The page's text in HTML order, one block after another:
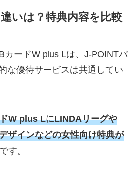
いは？特典内容を比較
カードW plus Lは、J-POINTパ
な優待サービスは共通してい
W plus LにLINDAリーグや
ザインなどの女性向け特典が
す。